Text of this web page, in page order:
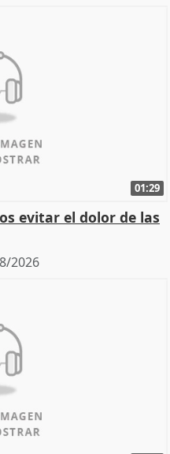
01:29
evitar el dolor de las
2026